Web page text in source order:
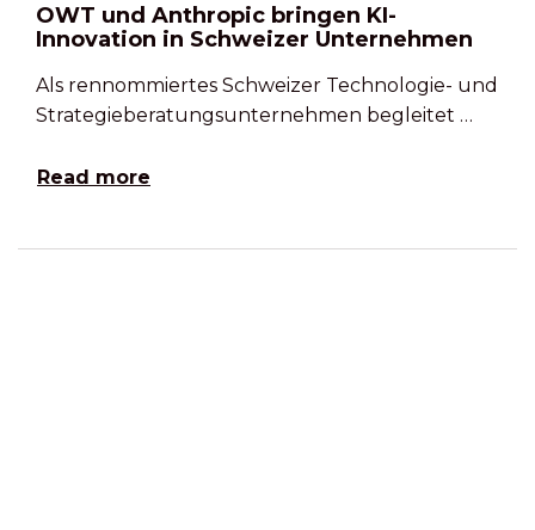
OWT und Anthropic bringen KI-
Innovation in Schweizer Unternehmen
Als rennommiertes Schweizer Technologie- und
Strategieberatungsunternehmen begleitet …
Read more